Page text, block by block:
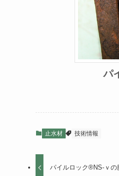
パ
止水材 技術情報
パイルロック®NS-ｖの